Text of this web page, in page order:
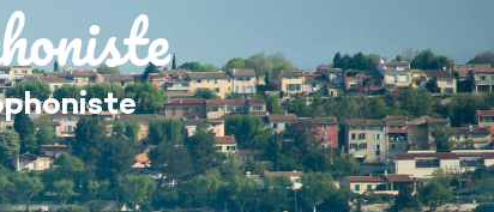
DÉMARCHES